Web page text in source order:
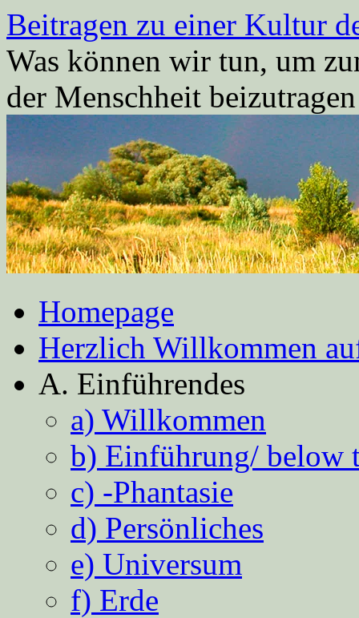
Zum
Inhalt
springen
Beitragen zu einer Kultur
Was können wir tun, um
der Menschheit
Homepage
Herzlich Willkommen
A. Einführendes
a) Willkommen
b) Einführung/ below
c) -Phantasie
d) Persönliches
e) Universum
f) Erde